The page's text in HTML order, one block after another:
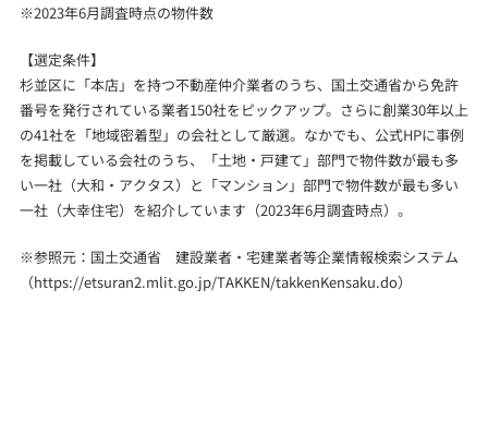
※2023年6月調査時点の物件数
【選定条件】
杉並区に「本店」を持つ不動産仲介業者のうち、国土交通省から免許
番号を発行されている業者150社をピックアップ。さらに創業30年以上
の41社を「地域密着型」の会社として厳選。なかでも、公式HPに事例
を掲載している会社のうち、「土地・戸建て」部門で物件数が最も多
い一社（大和・アクタス）と「マンション」部門で物件数が最も多い
一社（大幸住宅）を紹介しています（2023年6月調査時点）。
※参照元：国土交通省 建設業者・宅建業者等企業情報検索システム
（https://etsuran2.mlit.go.jp/TAKKEN/takkenKensaku.do）